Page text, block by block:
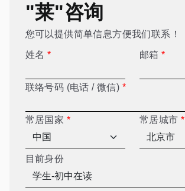
"莱"咨询
您可以提供简单信息方便我们联系！
姓名 * 邮箱*
联络号码 (电话 / 微信) *
常居国家 * 常居城市*
目前身份